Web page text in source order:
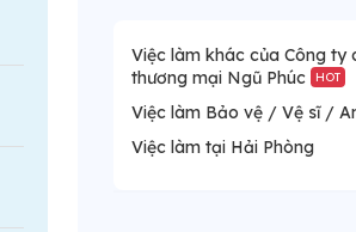
Việc làm khác của Công ty
thương mại Ngũ Phúc
HOT
Việc làm Bảo vệ / Vệ sĩ /
Việc làm tại Hải Phòng